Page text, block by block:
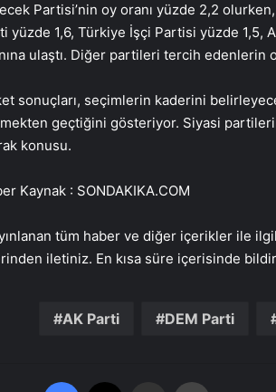
Partisi’nin oy oranı yüzde 2,2
yüzde 1,6, Türkiye İşçi Partisi yüzde 1,5,
ulaştı. Diğer partileri tercih edenlerin
sonuçları, seçimlerin kaderini
geçtiğini gösteriyor. Siyasi
konusu.
Kaynak : SONDAKIKA.COM
tüm haber ve diğer içerikler ile
iletiniz. En kısa süre içerisinde
AK Parti DEM Parti
Facebook Email'den paylaş